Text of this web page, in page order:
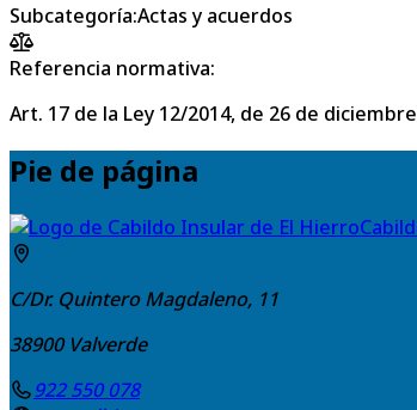
Subcategoría:Actas y acuerdos
Referencia normativa:
Art. 17 de la Ley 12/2014, de 26 de
Pie de página
C/Dr. Quintero Magdaleno, 11
38900 Valverde
922 550 078